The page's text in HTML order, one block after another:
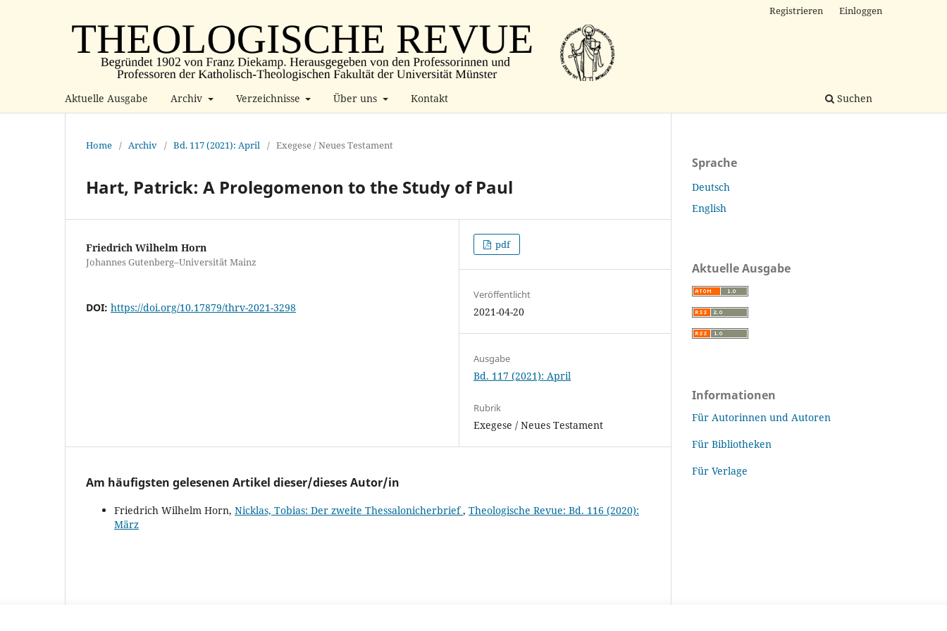
Aktuelle Ausgabe Archiv Verzeichnisse Über uns Kontakt Suchen
Registrieren Einloggen
Home / Archiv / Bd. 117 (2021): April / Exegese / Neues Testament
Hart, Patrick: A Prolegomenon to the Study of Paul
Friedrich Wilhelm Horn
Johannes Gutenberg–Universität Mainz
DOI: https://doi.org/10.17879/thrv-2021-3298
pdf
Veröffentlicht
2021-04-20
Ausgabe
Bd. 117 (2021): April
Rubrik
Exegese / Neues Testament
Am häufigsten gelesenen Artikel dieser/dieses Autor/in
Friedrich Wilhelm Horn, Nicklas, Tobias: Der zweite Thessalonicherbrief, Theologische Revue: Bd. 116 (2020):
März
Sprache
Deutsch
English
Aktuelle Ausgabe
Informationen
Für Autorinnen und Autoren
Für Bibliotheken
Für Verlage